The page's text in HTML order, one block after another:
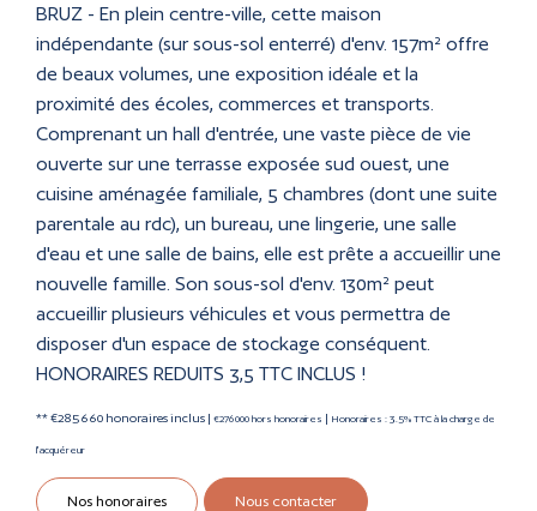
BRUZ - En plein centre-ville, cette maison
indépendante (sur sous-sol enterré) d'env. 157m² offre
de beaux volumes, une exposition idéale et la
proximité des écoles, commerces et transports.
Comprenant un hall d'entrée, une vaste pièce de vie
ouverte sur une terrasse exposée sud ouest, une
cuisine aménagée familiale, 5 chambres (dont une suite
parentale au rdc), un bureau, une lingerie, une salle
d'eau et une salle de bains, elle est prête a accueillir une
nouvelle famille. Son sous-sol d'env. 130m² peut
accueillir plusieurs véhicules et vous permettra de
disposer d'un espace de stockage conséquent.
HONORAIRES REDUITS 3,5 TTC INCLUS !
** €285 660 honoraires inclus | €276 000 hors honoraires | Honoraires : 3.5% TTC à la charge de
l'acquéreur
Nos honoraires Nous contacter